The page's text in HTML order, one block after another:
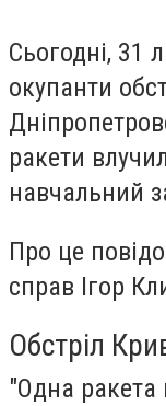
Сьогодні, 31
окупанти
ракети
навчальний
Про це
справ Ігор
Обстріл
"Одна ракета